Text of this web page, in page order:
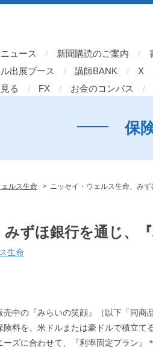
ュース 新聞購読のご案内
出展ブース
講師BANK X
る
FX お金のコンパス
保
ルス生命 > ニッセイ・ウェルス生命、み
ずほ銀行を通じ、
生命
中の『みらいの笑顔』（以下「同
料を、米ドルまたは豪ドルで積立
ズに合わせて、『利率固定プラン